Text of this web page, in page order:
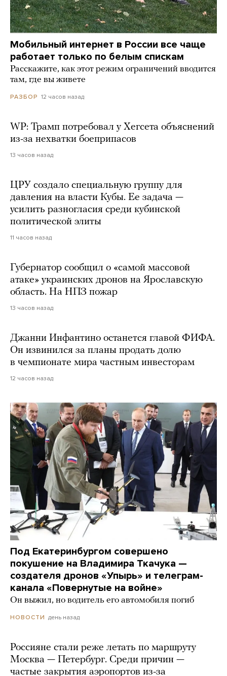
Мобильный интернет в России все чаще
работает только по белым спискам
Расскажите, как этот режим ограничений вводится
там, где вы живете
РАЗБОР 12 часов назад
WP: Трамп потребовал у Хегсета объяснений
из-за нехватки боеприпасов
13 часов назад
ЦРУ создало специальную группу для
давления на власти Кубы. Ее задача —
усилить разногласия среди кубинской
политической элиты
11 часов назад
Губернатор сообщил о «самой массовой
атаке» украинских дронов на Ярославскую
область. На НПЗ пожар
13 часов назад
Джанни Инфантино останется главой ФИФА.
Он извинился за планы продать долю
в чемпионате мира частным инвесторам
12 часов назад
Под Екатеринбургом совершено
покушение на Владимира Ткачука —
создателя дронов «Упырь» и телеграм-
канала «Повернутые на войне»
Он выжил, но водитель его автомобиля погиб
НОВОСТИ день назад
Россияне стали реже летать по маршруту
Москва — Петербург. Среди причин —
частые закрытия аэропортов из-за